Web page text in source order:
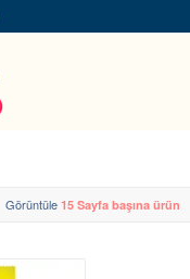
Görüntüle 15 Sayfa başına ürün